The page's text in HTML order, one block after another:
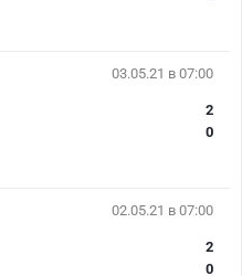
03.05.21 в 07:00
2
0
02.05.21 в 07:00
2
0